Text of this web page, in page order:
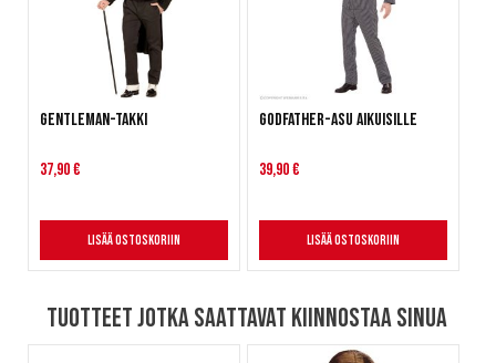
Gentleman-takki
37,90 €
Lisää ostoskoriin
Godfather-asu aikuisille
39,90 €
Lisää ostoskoriin
Tuotteet jotka saattavat kiinnostaa sinua